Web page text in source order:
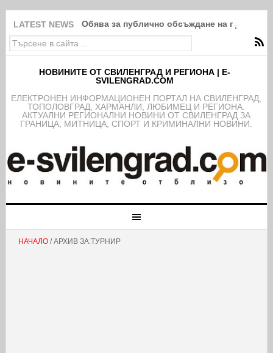
LATEST NEWS Обява за публично обсъждане на проекта
НОВИНИТЕ ОТ СВИЛЕНГРАД И РЕГИОНА | E-
SVILENGRAD.COM
EЛЕКТРОНЕН ИНФОРМАЦИОНЕН ПОРТАЛ НА СВИЛЕНГРАД,
ТОПОЛОВГРАД, ХАРМАНЛИ, ЛЮБИМЕЦ И РЕГИОНА.
АКТУАЛНИ РЕГИОНАЛНИ НОВИНИ ОТ СВИЛЕНГРАД ЗА
ГРАНИЦА, МИТНИЦА, СПОРТ И КРИМИНАЛНИ НОВИНИ.
НАЧАЛО/ АРХИВ ЗА:ТУРНИР